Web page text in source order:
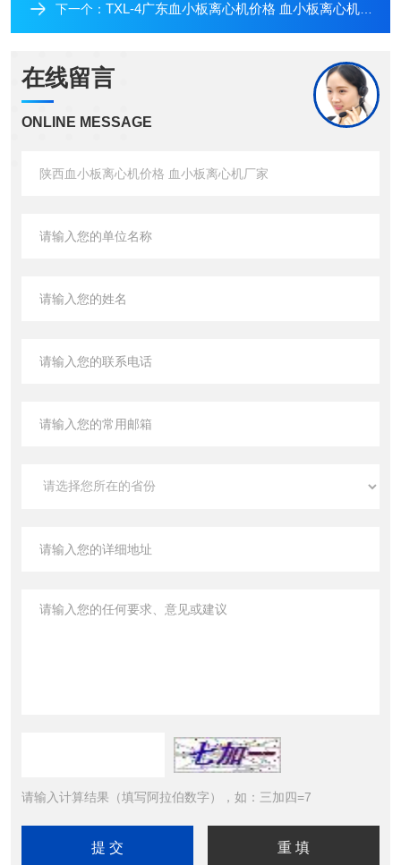
下一个： TXL-4广东血小板离心机价格 血小板离心机厂家
在线留言
ONLINE MESSAGE
请输入计算结果（填写阿拉伯数字），如：三加四=7